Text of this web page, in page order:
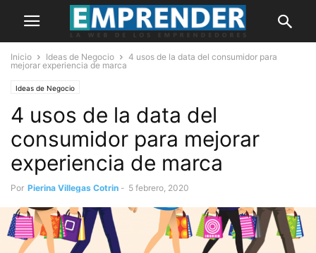
Inicio Ideas de Negocio
4 usos de la data del consumidor para
mejorar experiencia de marca
Ideas de Negocio
4 usos de la data del
consumidor para mejorar
experiencia de marca
Por Pierina Villegas Cotrin - 5 febrero, 2020